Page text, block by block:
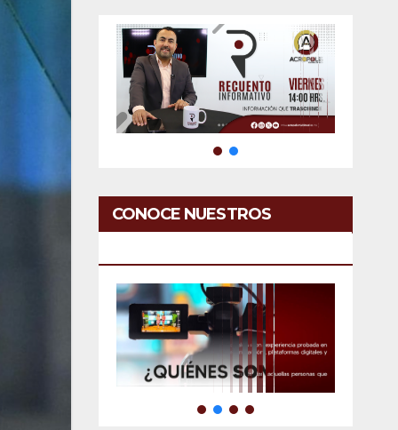
CONOCE NUESTROS